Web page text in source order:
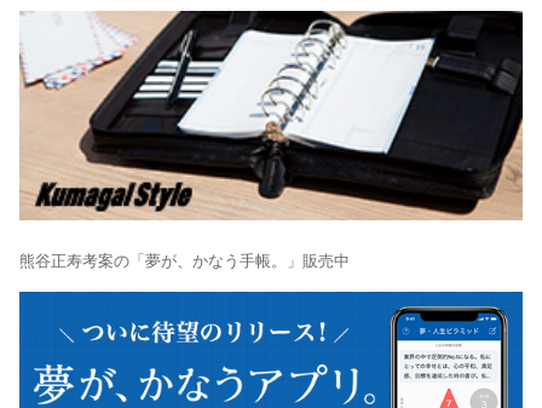
熊谷正寿考案の「夢が、かなう手帳。」販売中